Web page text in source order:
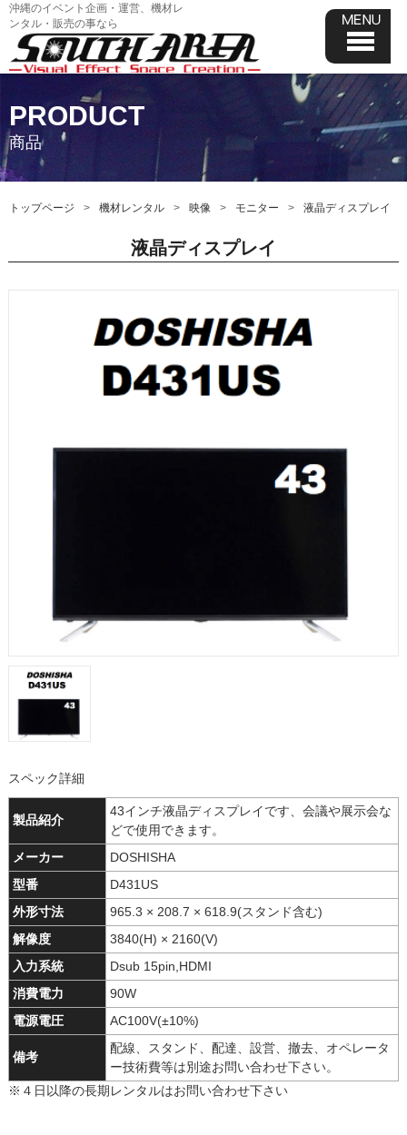
沖縄のイベント企画・運営、機材レ
ンタル・販売の事なら
PRODUCT
商品
トップページ 機材レンタル 映像 モニター 液晶ディスプレイ
液晶ディスプレイ
スペック詳細
製品紹介
43インチ液晶ディスプレイです、会議や展示会な
どで使用できます。
メーカー
DOSHISHA
型番
D431US
外形寸法
965.3 × 208.7 × 618.9(スタンド含む)
解像度
3840(H) × 2160(V)
入力系統
Dsub 15pin,HDMI
消費電力
90W
電源電圧
AC100V(±10%)
備考
配線、スタンド、配達、設営、撤去、オペレータ
ー技術費等は別途お問い合わせ下さい。
※４日以降の長期レンタルはお問い合わせ下さい